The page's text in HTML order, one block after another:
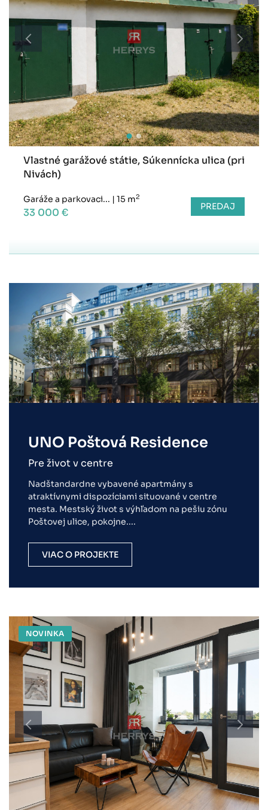
Vlastné garážové státie, Súkennícka ulica (pri
Nivách)
Garáže a parkovaci... | 15 m2
33 000 € PREDAJ
UNO Poštová Residence
Pre život v centre
Nadštandardne vybavené apartmány s
atraktívnymi dispozíciami situované v centre
mesta. Mestský život s výhľadom na pešiu zónu
Poštovej ulice, pokojne....
VIAC O PROJEKTE
NOVINKA